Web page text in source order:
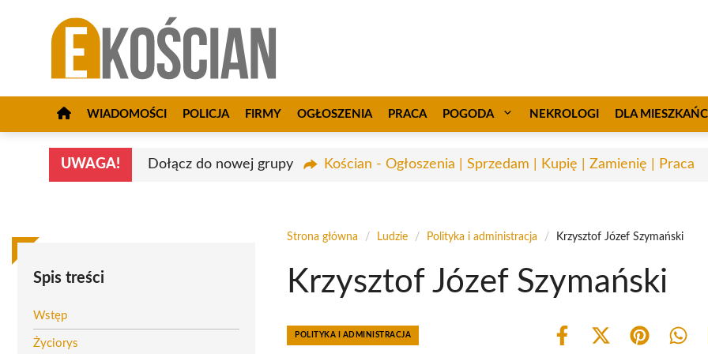
WIADOMOŚCI POLICJA FIRMY OGŁOSZENIA PRACA POGODA NEKROLOGI DLA
UWAGA! Dołącz do nowej grupy Kościan - Ogłoszenia | Sprzedam | Kupię | Zamienię | Praca
Spis treści
Wstęp
Życiorys
Strona główna / Ludzie / Polityka i administracja / Krzysztof Józef Szymański
Krzysztof Józef Szymański
POLITYKA I ADMINISTRACJA
Share
Share Share Share